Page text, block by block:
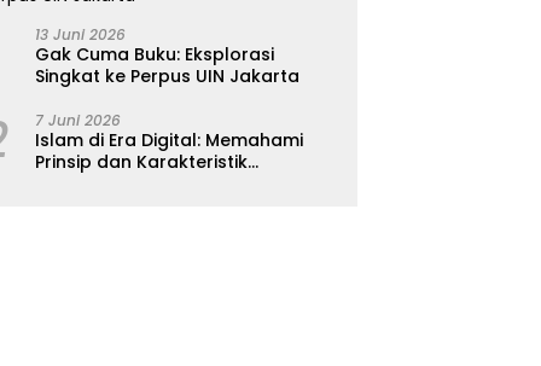
13 Juni 2026
Gak Cuma Buku: Eksplorasi
Singkat ke Perpus UIN Jakarta
7 Juni 2026
Islam di Era Digital: Memahami
Prinsip dan Karakteristik